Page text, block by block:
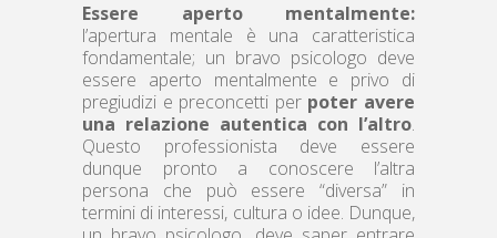
Essere aperto mentalmente:
l’apertura mentale è una caratteristica
fondamentale; un bravo psicologo deve
essere aperto mentalmente e privo di
pregiudizi e preconcetti per poter avere
una relazione autentica con l’altro.
Questo professionista deve essere
dunque pronto a conoscere l’altra
persona che può essere “diversa” in
termini di interessi, cultura o idee. Dunque,